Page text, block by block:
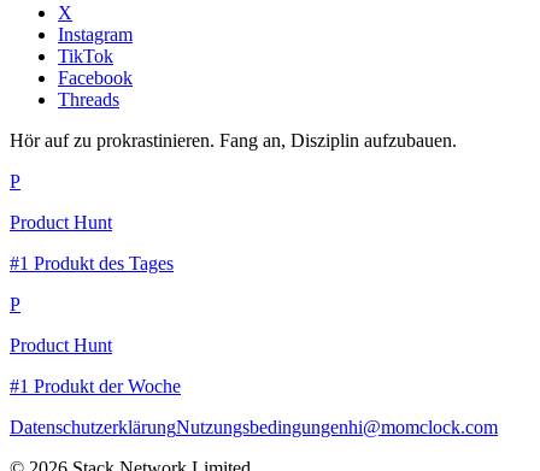
X
Instagram
TikTok
Facebook
Threads
Hör auf zu prokrastinieren. Fang an, Disziplin aufzubauen.
P
Product Hunt
#1 Produkt des Tages
P
Product Hunt
#1 Produkt der Woche
DatenschutzerklärungNutzungsbedingungenhi@momclock.com